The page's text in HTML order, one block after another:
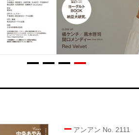
アンアン No. 2111